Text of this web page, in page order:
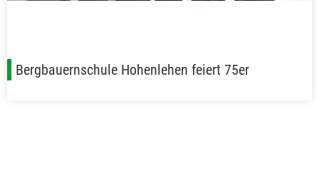
Bergbauernschule Hohenlehen feiert 75er